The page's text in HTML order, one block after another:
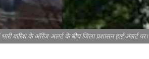
बारिश के ऑरेंज अलर्ट के बीच जिला प्रशासन हाई अलर्ट पर।